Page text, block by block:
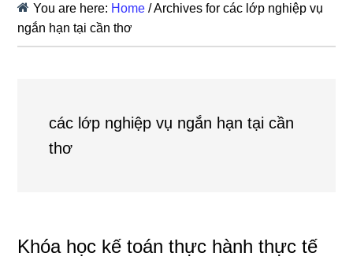
You are here: Home /Archives for các lớp nghiệp vụ
ngắn hạn tại cần thơ
các lớp nghiệp vụ ngắn hạn tại cần
thơ
Khóa học kế toán thực hành thực tế